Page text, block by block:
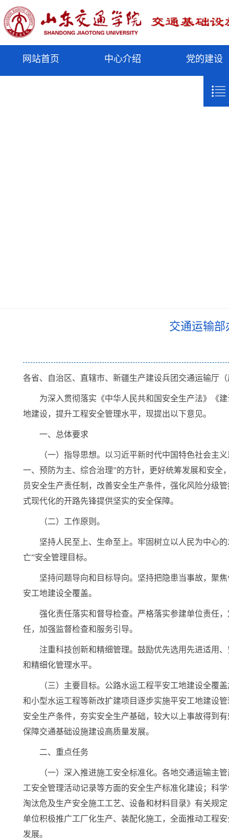
网站首页 中心介绍 党的建设
交通运输
各省、自治区、直辖市、新疆生产建设兵团交通运输厅
为深入贯彻落实《中华人民共和国安全生产法》《
地建设，提升工程安全管理水平，现提出以下意见。
一、总体要求
（一）指导思想。以习近平新时代中国特色社会主
一、预防为主、综合治理”的方针，更好统筹发展和安
员安全生产责任制，改善安全生产条件，强化风险分级
式现代化的开路先锋提供坚实的安全保障。
（二）工作原则。
坚持人民至上、生命至上。牢固树立以人民为中心
亡”安全管理目标。
坚持问题导向和目标导向。坚持把隐患当事故，聚
安工地建设全覆盖。
强化责任落实和督导检查。严格落实参建单位责任
任，加强监督检查和服务引导。
注重科技创新和精细管理。鼓励优先选用先进适用
和精细化管理水平。
（三）主要目标。公路水运工程平安工地建设全覆
和小型水运工程等新改扩建项目逐步实施平安工地建设
安全生产条件，夯实安全生产基础，较大以上事故得到
保障交通基础设施建设高质量发展。
二、重点任务
（一）深入推进施工安全标准化。各地交通运输主
工安全管理活动记录等方面的安全生产标准化建设；科
淘汰危及生产安全施工工艺、设备和材料目录》有关规
单位积极推广工厂化生产、装配化施工，全面推动工程
发展。